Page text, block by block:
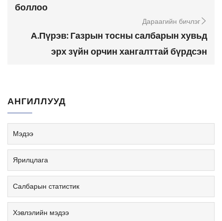
боллоо
Дараагийн бичлэг
А.Пүрэв: Газрын тосны салбарын хувьд
эрх зүйн орчин хангалттай бүрдсэн
АНГИЛЛУУД
Мэдээ
Ярилцлага
Салбарын статистик
Хэвлэлийн мэдээ